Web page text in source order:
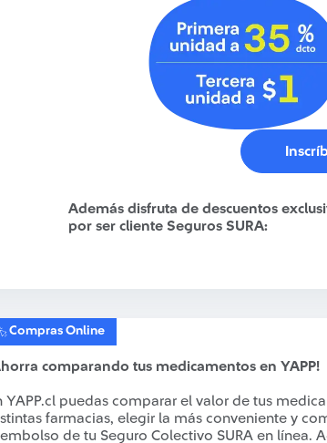
Además disfruta de descuentos
por ser cliente Seguros SURA:
Compras Online
comparando tus medicamentos en YAPP!
YAPP.cl puedas comparar el valor de tus
farmacias, elegir la más conveniente y
de tu Seguro Colectivo SURA en línea.